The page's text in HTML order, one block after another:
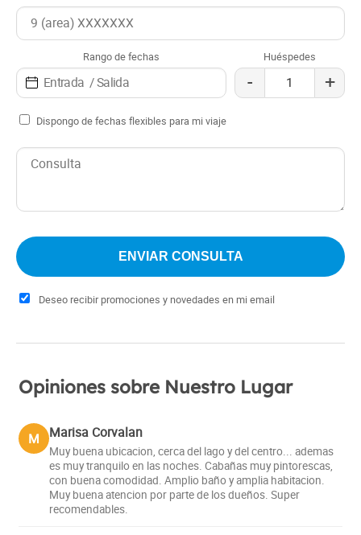
Cabañas Nuestro Lugar es una excelente opción para
quienes buscan un alojamiento cómodo y confortable en
San Martín de los Andes. El complejo ofrece todas las
comodidades necesarias para disfrutar de una estancia
inolvidable en esta ciudad patagónica.
Rango de fechas Huéspedes
- +
Dispongo de fechas flexibles para mi viaje
Deseo recibir promociones y novedades en mi email
Opiniones sobre Nuestro Lugar
M Marisa Corvalan
Muy buena ubicacion, cerca del lago y del centro... ademas
es muy tranquilo en las noches. Cabañas muy pintorescas,
con buena comodidad. Amplio baño y amplia habitacion.
Muy buena atencion por parte de los dueños. Super
recomendables.